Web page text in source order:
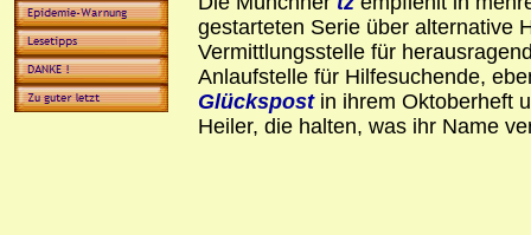
gestarteten Serie über alternative
Vermittlungsstelle für
Anlaufstelle für Hilfesuchende,
Glückspostin ihrem Oktoberheft
Heiler, die halten, was ihr Name